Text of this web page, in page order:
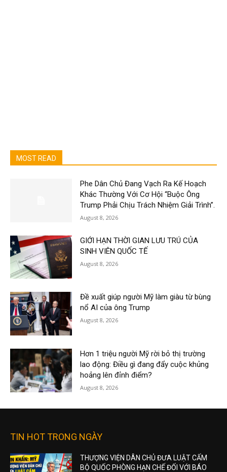
MOST READ
Phe Dân Chủ Đang Vạch Ra Kế Hoạch
Khác Thường Với Cơ Hội “Buộc Ông
Trump Phải Chịu Trách Nhiệm Giải Trình”.
August 8, 2026
GIỚI HẠN THỜI GIAN LƯU TRÚ CỦA
SINH VIÊN QUỐC TẾ
August 8, 2026
Đề xuất giúp người Mỹ làm giàu từ bùng
nổ AI của ông Trump
August 8, 2026
Hơn 1 triệu người Mỹ rời bỏ thị trường
lao động: Điều gì đang đẩy cuộc khủng
hoảng lên đỉnh điểm?
August 8, 2026
TIN HOT TRONG NGÀY
THƯỢNG VIỆN DÂN CHỦ ĐƯA LUẬT CẤM
BỘ QUỐC PHÒNG HẠN CHẾ ĐỐI VỚI BÁO